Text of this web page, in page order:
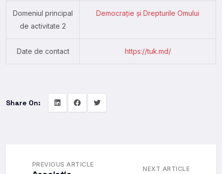
Domeniul principal
de activitate 2
Democrație și Drepturile Omului
Date de contact https://tuk.md/
Share On:
PREVIOUS ARTICLE
NEXT ARTICLE